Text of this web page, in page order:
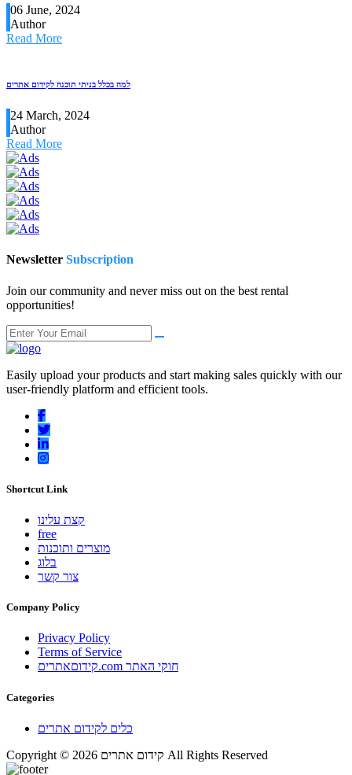
06 June, 2024
Author
Read More
למה בכלל בניתי תוכנה לקידום אתרים
24 March, 2024
Author
Read More
Newsletter Subscription
Join our community and never miss out on the best rental
opportunities!
Easily upload your products and start making sales quickly with our
user-friendly platform and efficient tools.
Shortcut Link
קצת עלינו
free
מוצרים ותוכנות
בלוג
צור קשר
Company Policy
Privacy Policy
Terms of Service
קידוםאתרים.com חוקי האתר
Categories
כלים לקידום אתרים
Copyright © 2026 קידום אתרים All Rights Reserved